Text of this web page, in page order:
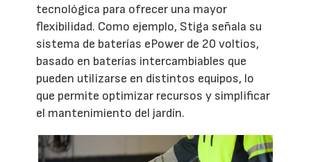
tecnológica para ofrecer una mayor
flexibilidad. Como ejemplo, Stiga señala su
sistema de baterías ePower de 20 voltios,
basado en baterías intercambiables que
pueden utilizarse en distintos equipos, lo
que permite optimizar recursos y simplificar
el mantenimiento del jardín.